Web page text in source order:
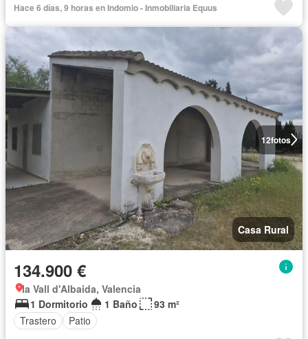
Hace 6 días, 9 horas en Indomio - Inmobiliaria Equus
12fotos
Casa Rural
134.900 €
la Vall d'Albaida, Valencia
1 Dormitorio
1 Baño
93 m²
Trastero
Patio